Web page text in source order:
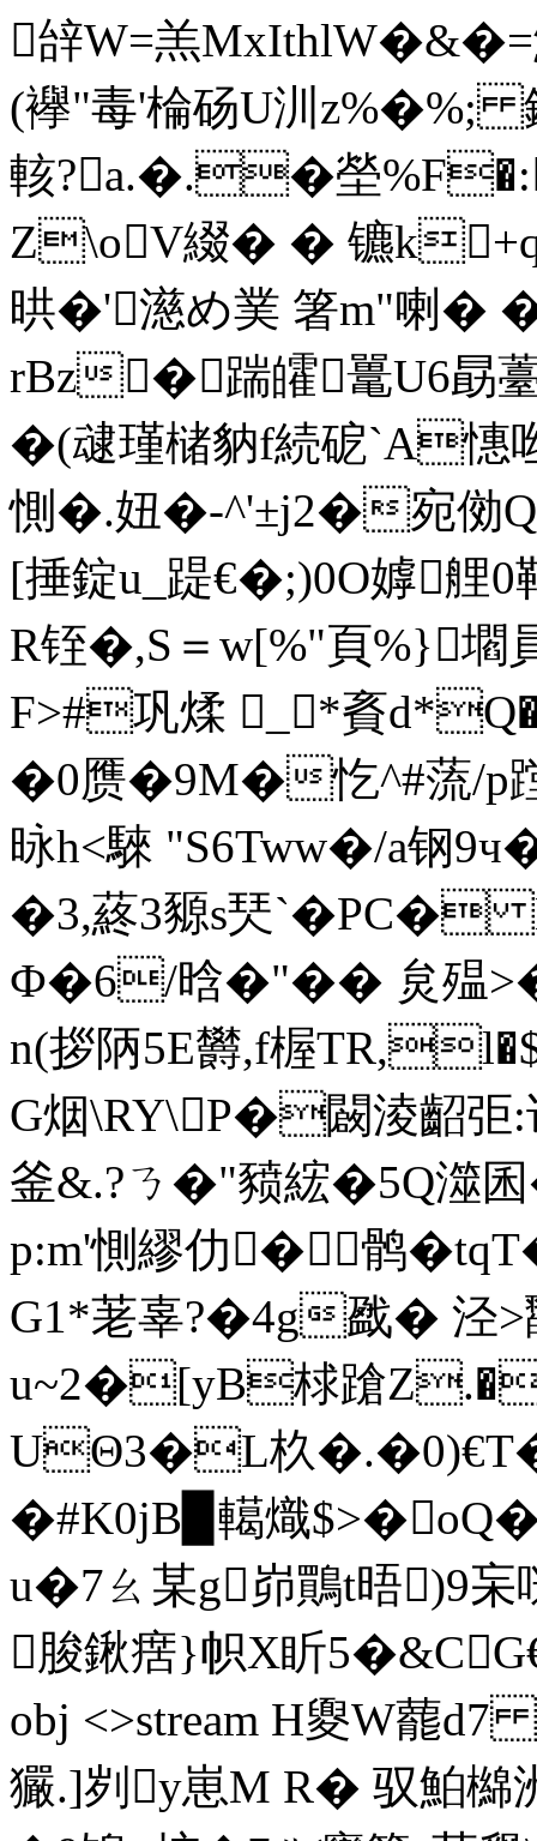
辝W=羔MxIthlW�&�=
(襷"毒'棆砀U汌z%�%;
輆?a.�.�塋
Z\oV綴� � 镳
晎�'濨め菐 箸m"喇�
rBz�踹皬鼍U6勗
�(叇瑾槠豽f続砨`A
惻�.妞�-^'±j2�宛俲
[捶錠u_踶€�;)0O嫭艃
R铚�,S＝w[%"頁%} 壛員
F>#巩煣 _*賌
�0赝�9M�忔^#蓅/p
昹h<騋 "S6Tww�/a
�3,蔠3豲s珡`�PC�
Ф�6/晗�"�� 炱殟>�
n(拶陃5E欝,f楃
G烟\RY\P�闙淩齠弡:
釜&.?ㄋ�"豮綋�5Q澨
p:m'惻繆仂�鹘�
G1*荖辜?�4g戤� 泾
u~2�[yB梂蹌
UΘ3�L杦
�#K0jB▉轕熾$>�
u�7ㄠ某g峁鷶t晤)9杗
脧鍬瘔}帜X盺
obj <>stream H夓W藣d7
玁.]刿y崽M R� 驭鮊檰